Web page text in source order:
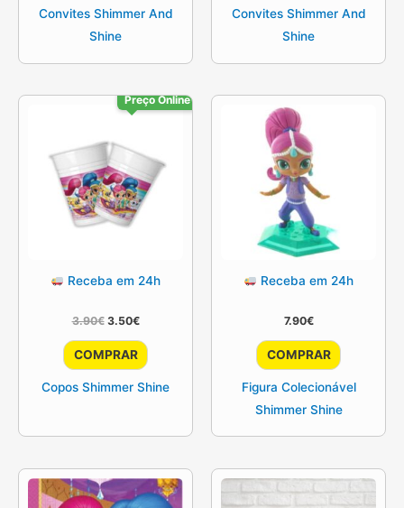
Convites Shimmer And
Shine
Convites Shimmer And
Shine
Preço Online
Receba em 24h
3.90€ O
original
era:
3.50€O
atual
é:
COMPRAR
Copos Shimmer Shine
Receba em 24h
7.90€
COMPRAR
Figura Colecionável
Shimmer Shine